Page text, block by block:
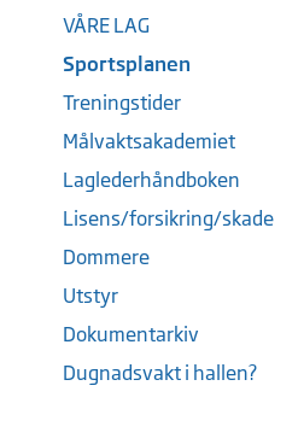
VÅRE LAG
Sportsplanen
Treningstider
Målvaktsakademiet
Laglederhåndboken
Lisens/forsikring/skade
Dommere
Utstyr
Dokumentarkiv
Dugnadsvakt i hallen?